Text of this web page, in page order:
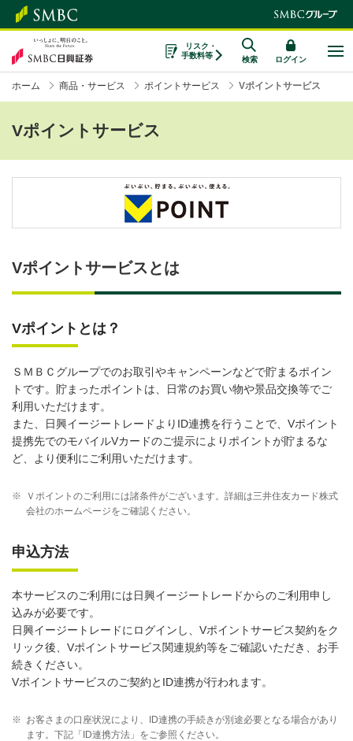
リスク・
手数料等
検索 ログイン
ホーム 商品・サービス ポイントサービス Vポイントサービス
Vポイントサービス
Vポイントサービスとは
Vポイントとは？
ＳＭＢＣグループでのお取引やキャンペーンなどで貯まるポイン
トです。貯まったポイントは、日常のお買い物や景品交換等でご
利用いただけます。
また、日興イージートレードよりID連携を行うことで、Vポイント
提携先でのモバイルVカードのご提示によりポイントが貯まるな
ど、より便利にご利用いただけます。
※
Ｖポイントのご利用には諸条件がございます。詳細は三井住友カード株式
会社のホームページをご確認ください。
申込方法
本サービスのご利用には日興イージートレードからのご利用申し
込みが必要です。
日興イージートレードにログインし、Vポイントサービス契約をク
リック後、Vポイントサービス関連規約等をご確認いただき、お手
続きください。
Vポイントサービスのご契約とID連携が行われます。
※ お客さまの口座状況により、ID連携の手続きが別途必要となる場合があり
ます。下記「ID連携方法」をご参照ください。